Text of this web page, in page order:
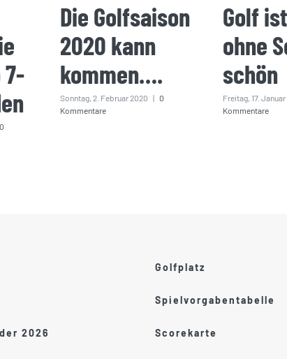
7-
0
Die Golfsaison
2020 kann
kommen….
Sonntag, 2. Februar 2020 | 0
Kommentare
Golf
ohne
schön
Freitag, 17.
Kommentare
2026
Golfplatz
Spielvorgabentabelle
Scorekarte